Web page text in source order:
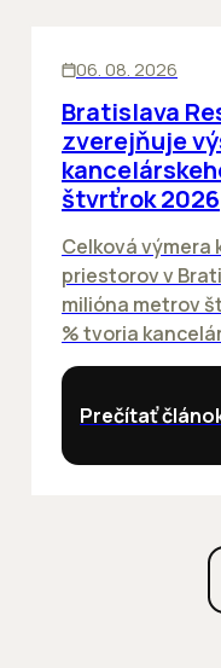
06. 08. 2026
Bratislava
zverejňuje
štvrťrok 2026
Celková výmera
priestorov v
milióna metrov
% tvoria
Prečítať